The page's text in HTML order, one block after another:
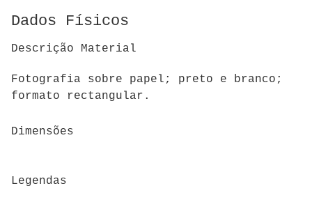
Dados Físicos
Descrição Material
Fotografia sobre papel; preto e branco;
formato rectangular.
Dimensões
Legendas